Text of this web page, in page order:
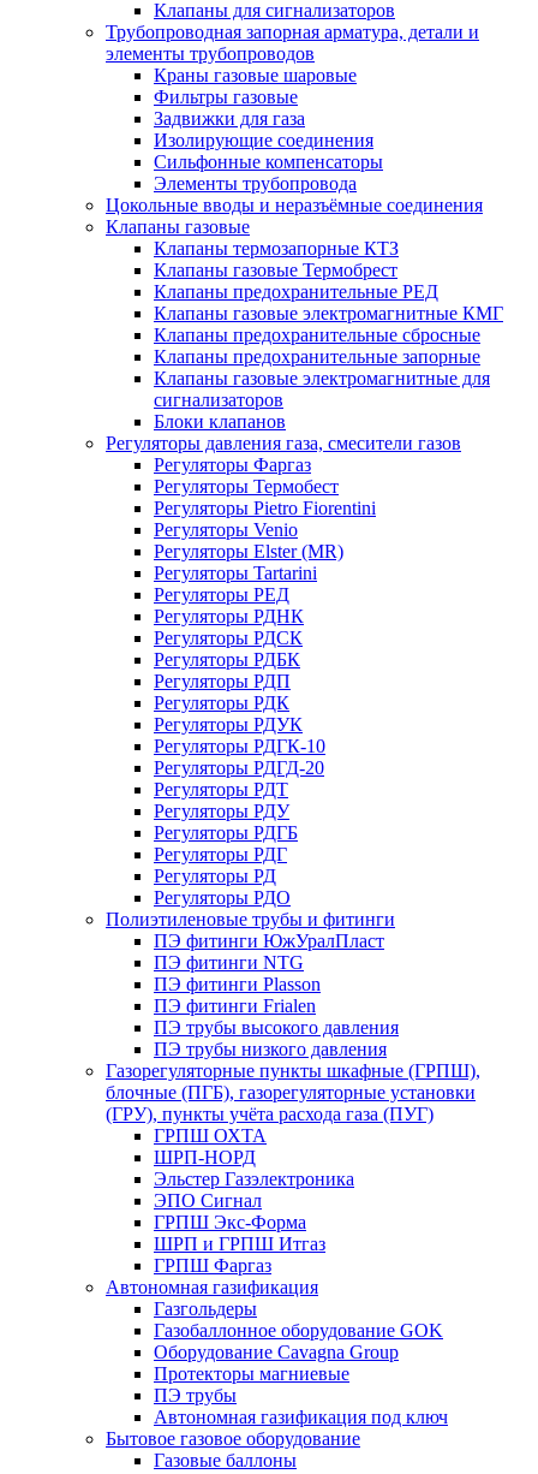
Клапаны для сигнализаторов
Трубопроводная запорная арматура, детали и
элементы трубопроводов
Краны газовые шаровые
Фильтры газовые
Задвижки для газа
Изолирующие соединения
Сильфонные компенсаторы
Элементы трубопровода
Цокольные вводы и неразъёмные соединения
Клапаны газовые
Клапаны термозапорные КТЗ
Клапаны газовые Термобрест
Клапаны предохранительные РЕД
Клапаны газовые электромагнитные КМГ
Клапаны предохранительные сбросные
Клапаны предохранительные запорные
Клапаны газовые электромагнитные для
сигнализаторов
Блоки клапанов
Регуляторы давления газа, смесители газов
Регуляторы Фаргаз
Регуляторы Термобест
Регуляторы Pietro Fiorentini
Регуляторы Venio
Регуляторы Elster (MR)
Регуляторы Tartarini
Регуляторы РЕД
Регуляторы РДНК
Регуляторы РДСК
Регуляторы РДБК
Регуляторы РДП
Регуляторы РДК
Регуляторы РДУК
Регуляторы РДГК-10
Регуляторы РДГД-20
Регуляторы РДТ
Регуляторы РДУ
Регуляторы РДГБ
Регуляторы РДГ
Регуляторы РД
Регуляторы РДО
Полиэтиленовые трубы и фитинги
ПЭ фитинги ЮжУралПласт
ПЭ фитинги NTG
ПЭ фитинги Plasson
ПЭ фитинги Frialen
ПЭ трубы высокого давления
ПЭ трубы низкого давления
Газорегуляторные пункты шкафные (ГРПШ),
блочные (ПГБ), газорегуляторные установки
(ГРУ), пункты учёта расхода газа (ПУГ)
ГРПШ ОХТА
ШРП-НОРД
Эльстер Газэлектроника
ЭПО Сигнал
ГРПШ Экс-Форма
ШРП и ГРПШ Итгаз
ГРПШ Фаргаз
Автономная газификация
Газгольдеры
Газобаллонное оборудование GOK
Оборудование Cavagna Group
Протекторы магниевые
ПЭ трубы
Автономная газификация под ключ
Бытовое газовое оборудование
Газовые баллоны